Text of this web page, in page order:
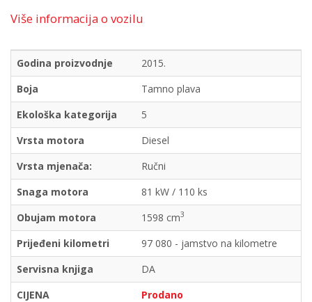
Više informacija o vozilu
Godina proizvodnje
2015.
Boja
Tamno plava
Ekološka kategorija
5
Vrsta motora
Diesel
Vrsta mjenača:
Ručni
Snaga motora
81 kW / 110 ks
Obujam motora
1598 cm3
Prijeđeni kilometri
97 080 - jamstvo na kilometre
Servisna knjiga
DA
CIJENA
Prodano